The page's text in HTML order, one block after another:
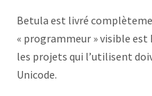
Betula est livré
« programmeur » visible est
les projets qui l’utilisent
Unicode.